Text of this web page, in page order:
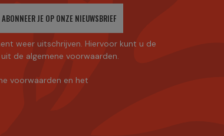
ABONNEER JE OP ONZE NIEUWSBRIEF
weer uitschrijven. Hiervoor kunt u de
de algemene voorwaarden.
voorwaarden en het